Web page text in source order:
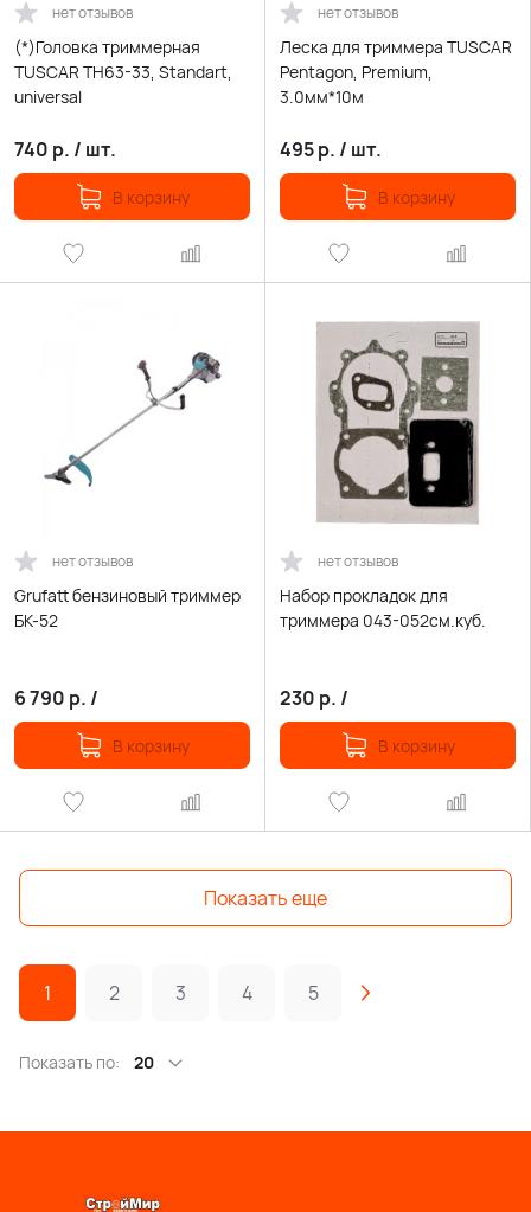
нет отзывов
(*)Головка триммерная
TUSCAR TH63-33, Standart,
universal
740 р. / шт.
В корзину
нет отзывов
Леска для триммера TUSCAR
Pentagon, Premium,
3.0мм*10м
495р. / шт.
В корзину
нет отзывов
Grufatt бензиновый триммер
БК-52
6 790 р. /
В корзину
нет отзывов
Набор прокладок для
триммера 043-052см.куб.
230 р. /
В корзину
Показать еще
1 2 3 4 5
Показать по: 20